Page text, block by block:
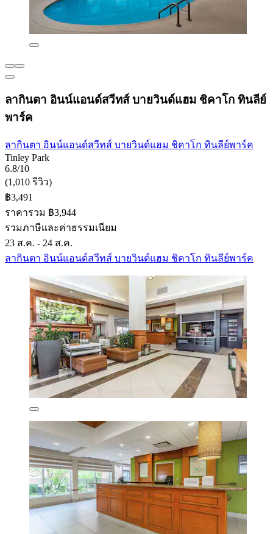
ลากินตา อินน์แอนด์สวีทส์ บายวินด์แฮม ชิคาโก ทินลีย์
พาร์ค
ลากินตา อินน์แอนด์สวีทส์ บายวินด์แฮม ชิคาโก ทินลีย์พาร์ค
Tinley Park
6.8/10
(1,010 รีวิว)
฿3,491
ราคารวม ฿3,944
รวมภาษีและค่าธรรมเนียม
23 ส.ค. - 24 ส.ค.
ลากินตา อินน์แอนด์สวีทส์ บายวินด์แฮม ชิคาโก ทินลีย์พาร์ค